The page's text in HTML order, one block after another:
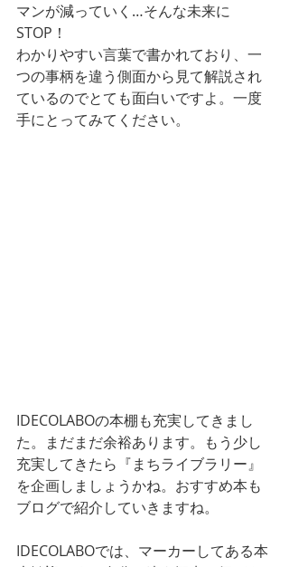
マンが減っていく…そんな未来に
STOP！
わかりやすい言葉で書かれており、一
つの事柄を違う側面から見て解説され
ているのでとても面白いですよ。一度
手にとってみてください。
IDECOLABOの本棚も充実してきまし
た。まだまだ余裕あります。もう少し
充実してきたら『まちライブラリー』
を企画しましょうかね。おすすめ本も
ブログで紹介していきますね。
IDECOLABOでは、マーカーしてある本